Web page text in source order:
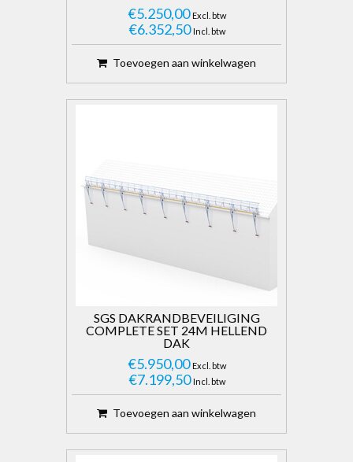
€5.250,00 Excl. btw
€6.352,50 Incl. btw
Toevoegen aan winkelwagen
SGS DAKRANDBEVEILIGING
COMPLETE SET 24M HELLEND
DAK
€5.950,00 Excl. btw
€7.199,50 Incl. btw
Toevoegen aan winkelwagen